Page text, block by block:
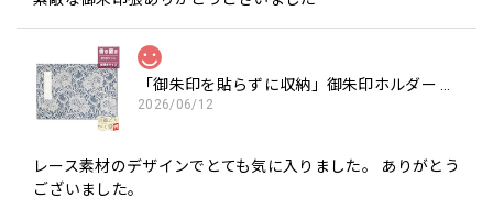
2026/06/12
レース素材のデザインでとても気に入りました。 ありがとう
ございました。